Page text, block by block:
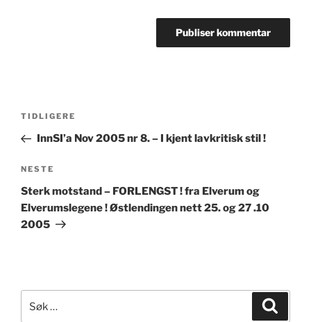
Innleggsnavigasjon
Forrige
innlegg
TIDLIGERE
InnSI’a Nov 2005 nr 8. – I kjent lavkritisk stil !
Neste
innlegg
NESTE
Sterk motstand – FORLENGST ! fra Elverum og
Elverumslegene ! Østlendingen nett 25. og 27 .10
2005
etter: